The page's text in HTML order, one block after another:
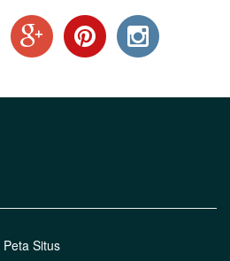
Peta Situs